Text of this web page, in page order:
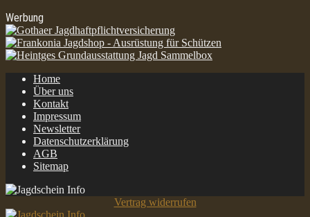
Werbung
Home
Über uns
Kontakt
Impressum
Newsletter
Datenschutzerklärung
AGB
Sitemap
Vertrag widerrufen